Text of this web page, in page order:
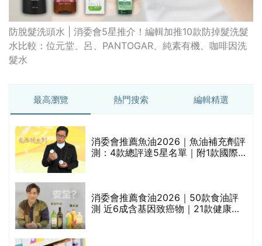
防脫髮洗頭水 | 消委會5星推介！編輯加推10款防掉髮洗髮
水比較：位元堂、呂、PANTOGAR、純素有機、咖啡因洗
髮水
最高瀏覽 熱門搜索 編輯精選
消委會推薦魚油2026｜魚油補充劑評
測：4款總評達5星名單｜附1款國際
消委會推薦食油2026｜50款食油評
測 近6成含基因致癌物｜21款健康煮